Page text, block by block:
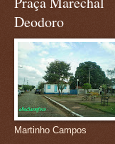
Deodoro
Martinho Campos